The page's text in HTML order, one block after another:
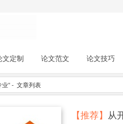
文定制 论文范文 论文技巧
业“ - 文章列表
【推荐】 从